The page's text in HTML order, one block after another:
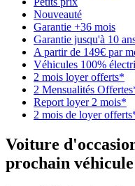
Nouveauté
Garantie +36 mois
Garantie jusqu'à 10
A partir de 149€ par
Véhicules 100%
2 mois loyer offerts*
2 Mensualités
Report loyer 2 mois*
2 mois de loyer
Voiture
prochain